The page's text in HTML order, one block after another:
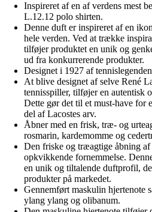
Inspireret af en af verdens mest
L.12.12 polo shirten.
Denne duft er inspireret af en
hele verden. Ved at trække
tilføjer produktet en unik og
ud fra konkurrerende produkter.
Designet i 1927 af
At blive designet af selve René
tennisspiller, tilføjer en autentisk
Dette gør det til et must-have for
del af Lacostes arv.
Åbner med en frisk, træ- og
rosmarin, kardemomme og
Den friske og træagtige åbning
opkvikkende fornemmelse.
en unik og tiltalende duftprofil,
produkter på markedet.
Gennemført maskulin hjertenote
ylang ylang og olibanum.